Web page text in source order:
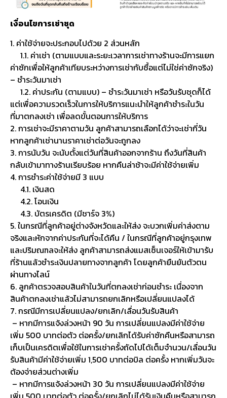
เงื่อนไขการเช่าชุด
1. ค่าใช้จ่ายจะประกอบไปด้วย 2 ส่วนหลัก
1.1. ค่าเช่า (ตามแบบและระยะเวลาการเช่าทางร้านจะมีการแยก
ค่าซักเพื่อให้ลูกค้าเทียบระหว่างการเช่ากับซื้อแต่ไม่ใช่ค่าซักจริง)
– ชำระวันมาเช่า
1.2. ค่าประกัน (ตามแบบ) – ชำระวันมาเช่า หรือวันรับชุดก็ได้
แต่เพื่อความรวดเร็วในการให้บริการแนะนำให้ลูกค้าชำระในวัน
ที่มาตกลงเช่า เพื่อลดขั้นตอนการให้บริการ
2. การเช่าจะมีราคาตามวัน ลูกค้าสามารถเลือกได้ว่าจะเช่ากี่วัน
หากลูกค้าเช่านานราคาเช่าต่อวันจะถูกลง
3. การนับวัน จะนับตั้งแต่วันที่สินค้าออกจากร้าน ถึงวันที่สินค้า
กลับเข้ามาทางร้านเรียบร้อย หากคืนล่าช้าจะมีค่าใช้จ่ายเพิ่ม
4. การชำระค่าใช้จ่ายมี 3 แบบ
4.1. เงินสด
4.2. โอนเงิน
4.3. บัตรเครดิต (มีชาร์จ 3%)
5. ในกรณีที่ลูกค้าอยู่ต่างจังหวัดและให้ส่ง จะบวกเพิ่มค่าส่งตาม
จริงและหักจากค่าประกันที่จะได้คืน / ในกรณีที่ลูกค้าอยู่กรุงเทพ
และปริมณฑลจะให้ส่ง ลูกค้าสามารถส่งแมสเซ็นเจอร์ให้เข้ามารับ
ที่ร้านแล้วชำระเงินปลายทางจากลูกค้า โดยลูกค้ายืนยันตัวตน
ผ่านทางไลน์
6. ลูกค้าตรวจสอบสินค้าในวันที่ตกลงเช่าก่อนชำระ เนื่องจาก
สินค้าตกลงเช่าแล้วไม่สามารถยกเลิกหรือเปลี่ยนแปลงได้
7. กรณีมีการเปลี่ยนแปลง/ยกเลิก/เลื่อนวันรับสินค้า
– หากมีการแจ้งล่วงหน้า 90 วัน การเปลี่ยนแปลงมีค่าใช้จ่าย
เพิ่ม 500 บาทต่อตัว ต่อครั้ง/ยกเลิกได้รับค่าซักคืนหรือสามารถ
เก็บเป็นเครดิตเพื่อใช้ในการเช่าครั้งถัดไปได้เต็มจำนวน/เลื่อนวัน
รับสินค้ามีค่าใช้จ่ายเพิ่ม 1,500 บาทต่อบิล ต่อครั้ง หากเพิ่มวันจะ
ต้องจ่ายส่วนต่างเพิ่ม
– หากมีการแจ้งล่วงหน้า 30 วัน การเปลี่ยนแปลงมีค่าใช้จ่าย